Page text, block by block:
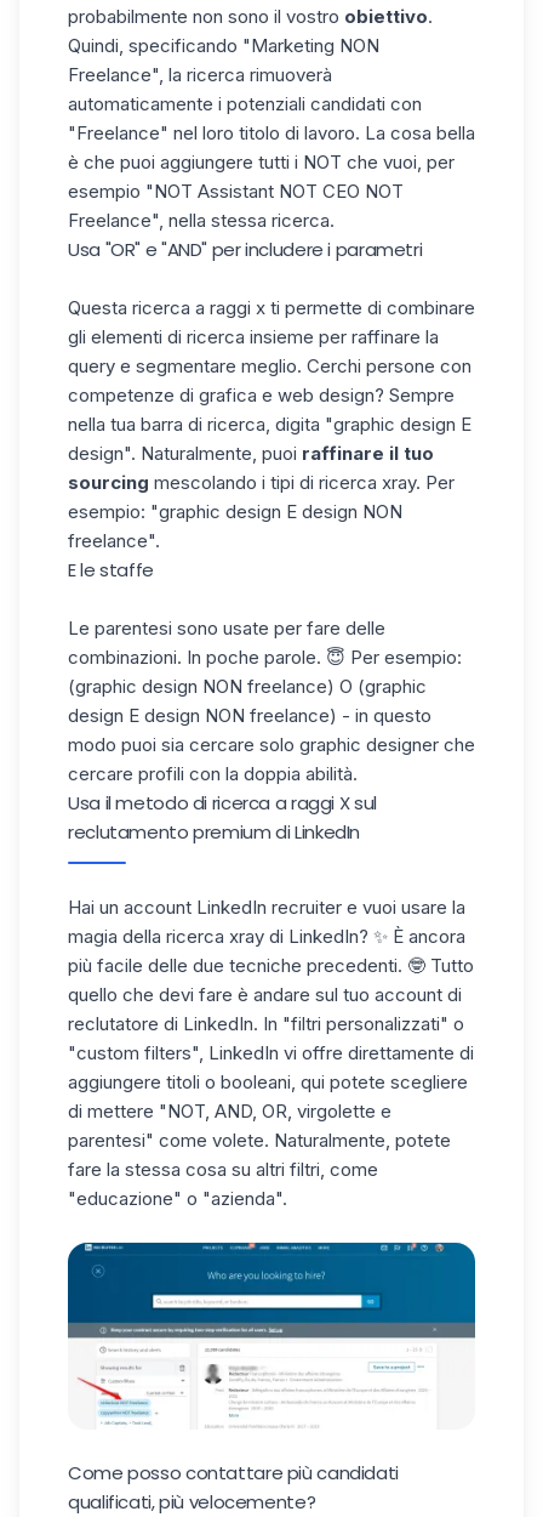
probabilmente non sono il vostro obiettivo.
Quindi, specificando "Marketing NON
Freelance", la ricerca rimuoverà
automaticamente i potenziali candidati con
"Freelance" nel loro titolo di lavoro. La cosa bella
è che puoi aggiungere tutti i NOT che vuoi, per
esempio "NOT Assistant NOT CEO NOT
Freelance", nella stessa ricerca.
Usa "OR" e "AND" per includere i parametri
Questa ricerca a raggi x ti permette di combinare
gli elementi di ricerca insieme per raffinare la
query e segmentare meglio. Cerchi persone con
competenze di grafica e web design? Sempre
nella tua barra di ricerca, digita "graphic design E
design". Naturalmente, puoi raffinare il tuo
sourcing mescolando i tipi di ricerca xray. Per
esempio: "graphic design E design NON
freelance".
E le staffe
Le parentesi sono usate per fare delle
combinazioni. In poche parole. 😇 Per esempio:
(graphic design NON freelance) O (graphic
design E design NON freelance) - in questo
modo puoi sia cercare solo graphic designer che
cercare profili con la doppia abilità.
Usa il metodo di ricerca a raggi X sul
reclutamento premium di LinkedIn
Hai un account LinkedIn recruiter e vuoi usare la
magia della ricerca xray di LinkedIn? ✨ È ancora
più facile delle due tecniche precedenti. 🤓 Tutto
quello che devi fare è andare sul tuo account di
reclutatore di LinkedIn. In "filtri personalizzati" o
"custom filters", LinkedIn vi offre direttamente di
aggiungere titoli o booleani, qui potete scegliere
di mettere "NOT, AND, OR, virgolette e
parentesi" come volete. Naturalmente, potete
fare la stessa cosa su altri filtri, come
"educazione" o "azienda".
Come posso contattare più candidati
qualificati, più velocemente?